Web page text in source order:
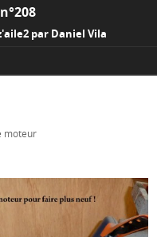
par Daniel Vila
moteur